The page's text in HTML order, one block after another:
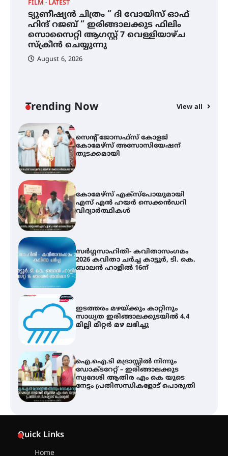
FILM LATEST
ട്യുണീഷ്യൻ ചിത്രം ” ദി വോയിസ് ഓഫ്
ഹിന്ദ് റജബ് ” ഇരിങ്ങാലക്കുട ഫിലിം
സൊസൈറ്റി ആഗസ്റ്റ് 7 വെള്ളിയാഴ്ച
സ്‌ക്രീൻ ചെയ്യുന്നു
August 6, 2026
Trending Now View all
ട്യുണീഷ്യൻ ചിത്രം ” ദി വോയിസ്
ഓഫ് ഹിന്ദ് റജബ് ” ഇരിങ്ങാലക്കുട
ഫിലിം സൊസൈറ്റി ആഗസ്റ്റ് 7
വെള്ളിയാഴ്ച സ്‌ക്രീൻ ചെയ്യുന്നു
കോമേഴ്സ് എക്സ്പോയുമായി
എസ് എൻ ഹയർ സെക്കൻഡറി
വിദ്യാർത്ഥികൾ
സർഗ്ഗസാഹിതി- കവിതാസംഗമം
2026 കവിതാ ചർച്ച കാട്ടൂർ, ടി. കെ.
ബാലൻ ഹാളിൽ 16ന്
ഇടത്തരം മഴയ്ക്കും കാറ്റിനും
സാധ്യത ഇരിങ്ങാലക്കുടയിൽ 4.4
മില്ലി മീറ്റർ മഴ ലഭിച്ചു
ഐ.ഐ.ടി മദ്രാസ്സിൽ നിന്നും
ഡോക്ടറേറ്റ് – ഇരിങ്ങാലക്കുട
സ്വദേശി ആതിര എം കെ യുടെ
നേട്ടം പ്രതിസന്ധികളോട് പൊരുതി
ട്യുണീഷ്യൻ ചിത്രം ” ദി വോയിസ്
ഓഫ് ഹിന്ദ് റജബ് ” ഇരിങ്ങാലക്കുട
ഫിലിം സൊസൈറ്റി ആഗസ്റ്റ് 7
വെള്ളിയാഴ്ച സ്‌ക്രീൻ ചെയ്യുന്നു
Quick Links
Home